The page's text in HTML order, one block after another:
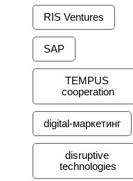
RIS Ventures
SAP
TEMPUS
cooperation
digital-маркетинг
disruptive
technologies